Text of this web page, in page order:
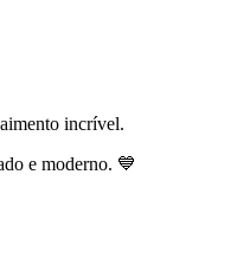
incrível.
e moderno. 💙